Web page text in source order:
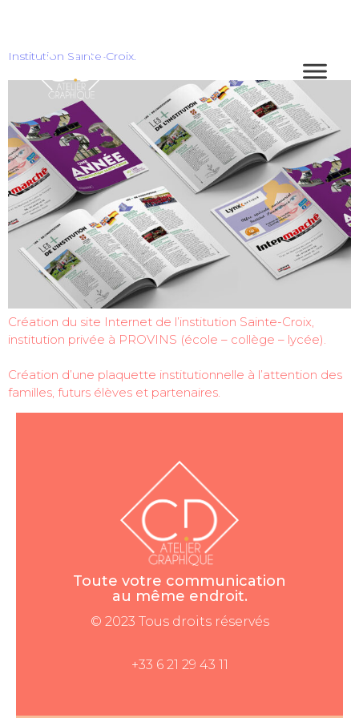
Institution Sainte-Croix.
Création du site Internet de l’institution Sainte-Croix,
institution privée à PROVINS (école – collège – lycée).
Création d’une plaquette institutionnelle à l’attention des
familles, futurs élèves et partenaires.
Toute votre communication
au même endroit.
© 2023 Tous droits réservés
+33 6 21 29 43 11